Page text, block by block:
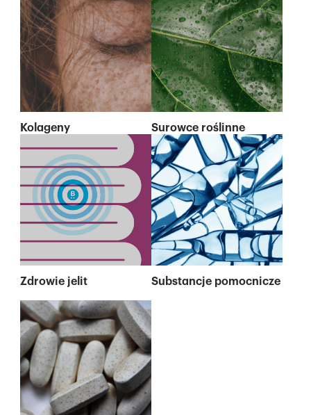
Kolageny Surowce roślinne
Zdrowie jelit Substancje pomocnicze